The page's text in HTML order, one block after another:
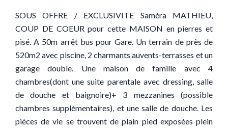
SOUS OFFRE / EXCLUSIVITE Saméra MATHIEU,
COUP DE COEUR pour cette MAISON en pierres et
pisé. A 50m arrêt bus pour Gare. Un terrain de près de
520m2 avec piscine, 2 charmants auvents-terrasses et un
garage double. Une maison de famille avec 4
chambres(dont une suite parentale avec dressing, salle
de douche et baignoire)+ 3 mezzanines (possible
chambres supplémentaires), et une salle de douche. Les
pièces de vie se trouvent de plain pied exposées plein